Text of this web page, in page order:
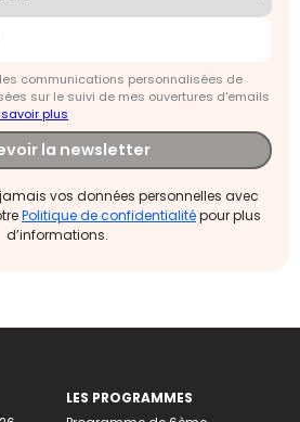
communications personnalisées de
sur le suivi de mes ouvertures d'emails
savoir plus
la newsletter
vos données personnelles avec
Politique de confidentialitépour plus
d’informations.
LES PROGRAMMES